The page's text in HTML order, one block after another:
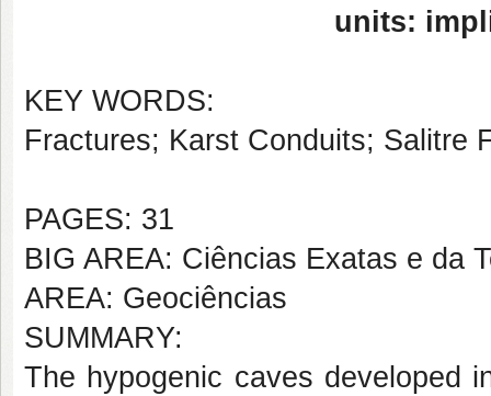
units:
KEY WORDS:
Fractures; Karst Conduits; Salitre
PAGES: 31
BIG AREA: Ciências Exatas e da
AREA: Geociências
SUMMARY:
The hypogenic caves developed